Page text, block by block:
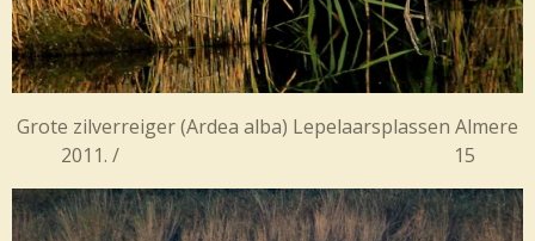
Grote zilverreiger (Ardea alba) Lepelaarsplassen Almere
2011. / 15